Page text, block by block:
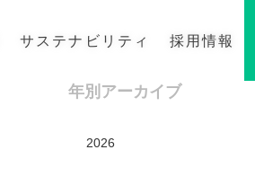
サステナビリティ 採用情報
年別アーカイブ
2026